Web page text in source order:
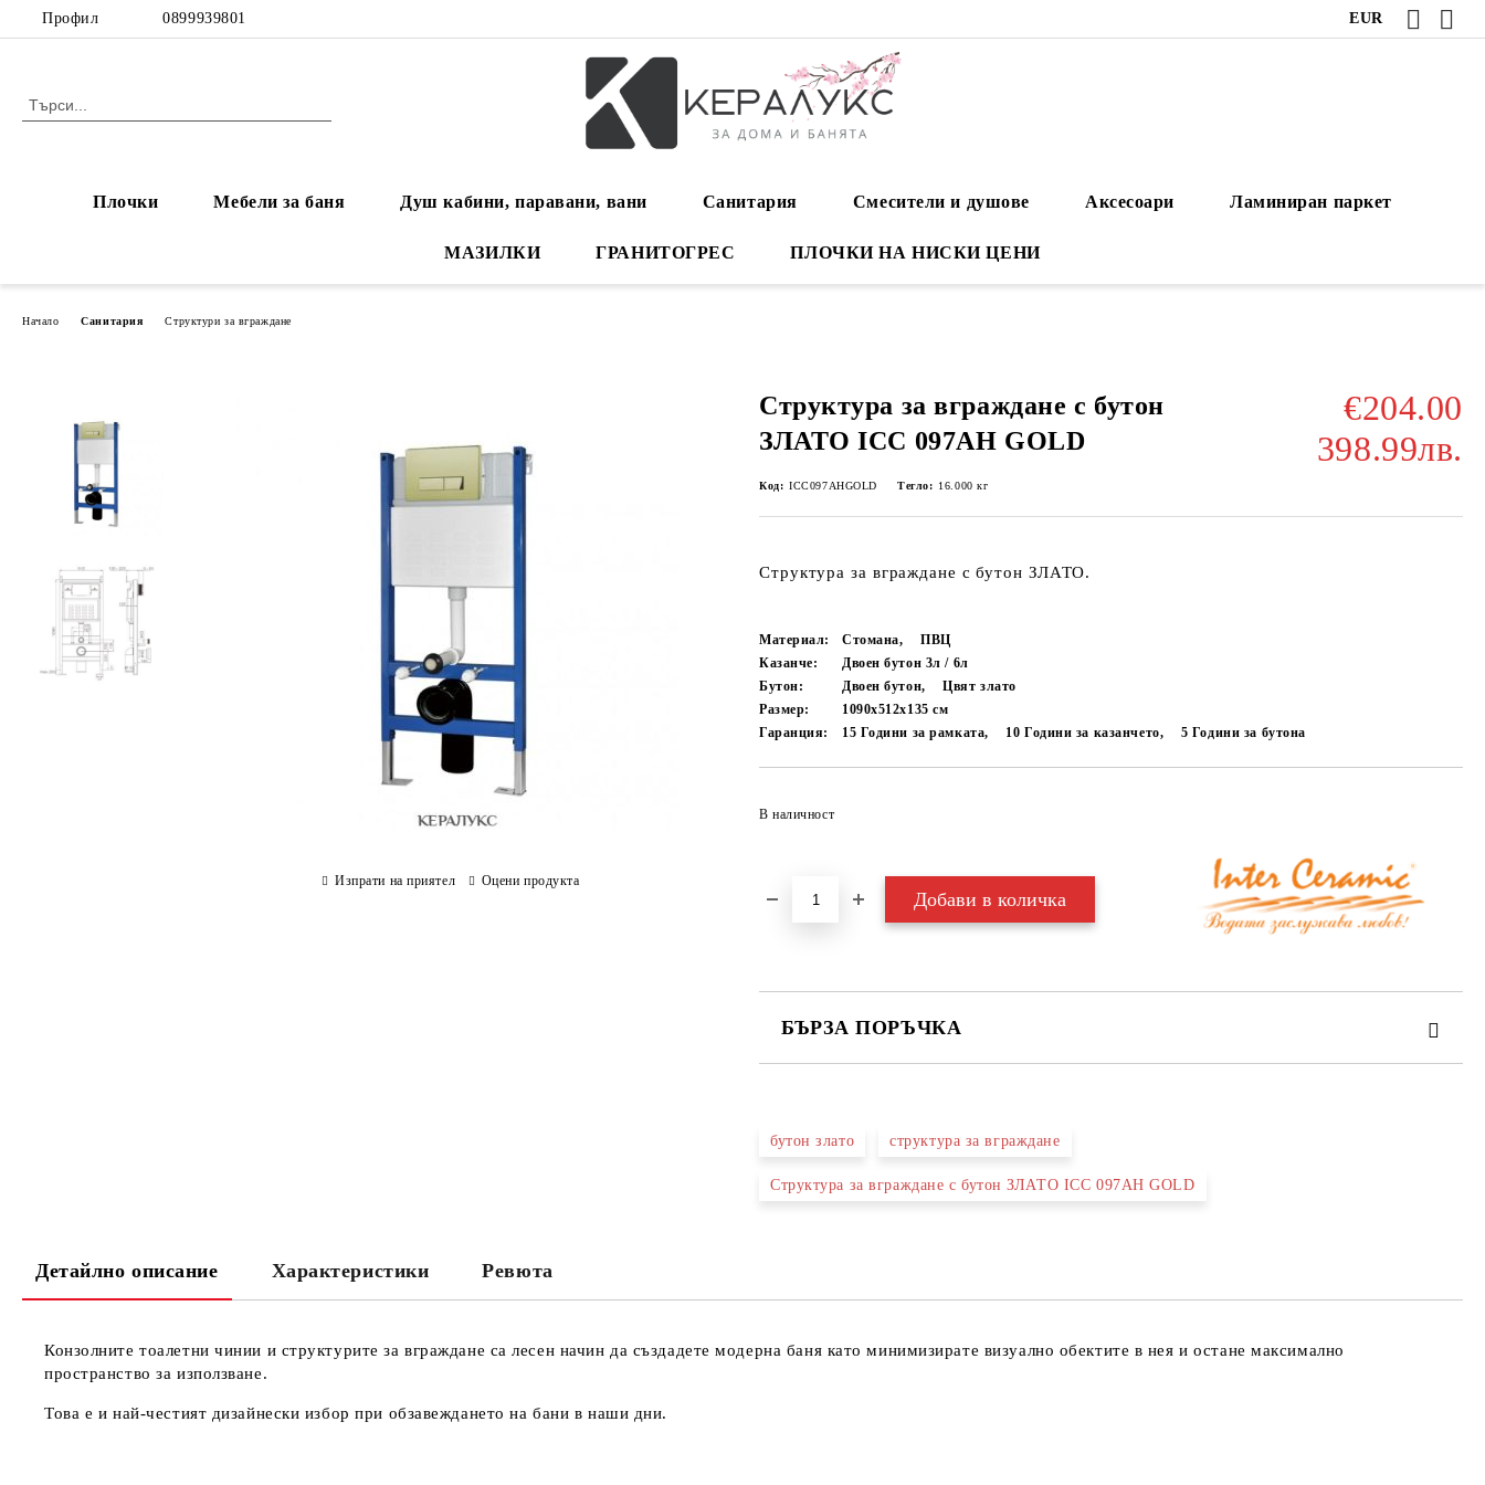
Профил 0899939801 EUR
Плочки Мебели за баня Душ кабини, паравани, вани Санитария Смесители и душове Аксесоари Ламиниран паркет
МАЗИЛКИ ГРАНИТОГРЕС ПЛОЧКИ НА НИСКИ ЦЕНИ
Начало Санитария Структури за вграждане
Структура за вграждане с бутон
ЗЛАТО ICC 097AH GOLD
€204.00
398.99лв.
Код: ICC097AHGOLD Тегло: 16.000 кг
Структура за вграждане с бутон ЗЛАТО.
Материал: Стомана,
ПВЦ
Казанче:
Двоен бутон 3л / 6л
Бутон:
Двоен бутон,
Цвят злато
Размер:
1090х512х135см
Гаранция:
15 Години за рамката, 10 Години за казанчето, 5 Години за бутона
В наличност
БЪРЗА ПОРЪЧКА
Съгласен съм сПолитиката за лични данни
бутон злато структура за вграждане
Структура за вграждане с бутон ЗЛАТО ICC 097AH GOLD
Изпрати на приятел Оцени продукта
Детайлно описание Характеристики Ревюта
Конзолните тоалетни чинии и структурите за вграждане са лесен начин да създадете модерна баня като минимизирате визуално обектите в нея и остане максимално
пространство за използване.
Това е и най-честият дизайнески избор при обзавеждането на бани в наши дни.